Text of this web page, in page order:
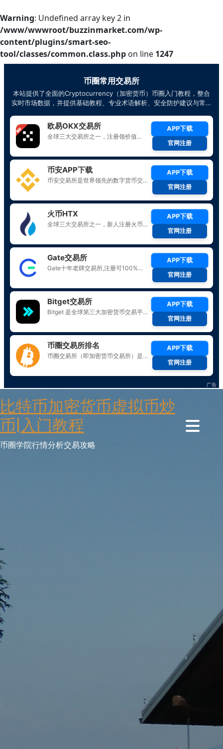
Warning: Undefined array key 2 in
/www/wwwroot/buzzinmarket.com/wp-
content/plugins/smart-seo-
tool/classes/common.class.php on line 1247
to
content
比特币加密货币虚拟币炒
币|入门教程
币圈学院行情分析交易攻略